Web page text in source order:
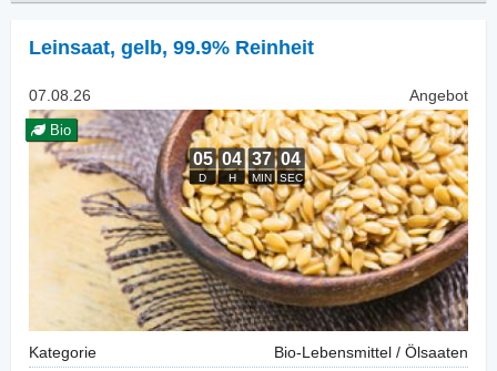
Leinsaat, gelb, 99.9% Reinheit
07.08.26 Angebot
Bio
Kategorie
Bio-Lebensmittel / Ölsaaten